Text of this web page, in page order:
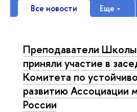
Все новости Еще
Преподаватели
приняли участие в
Комитета по
развитию Ассоциации
России